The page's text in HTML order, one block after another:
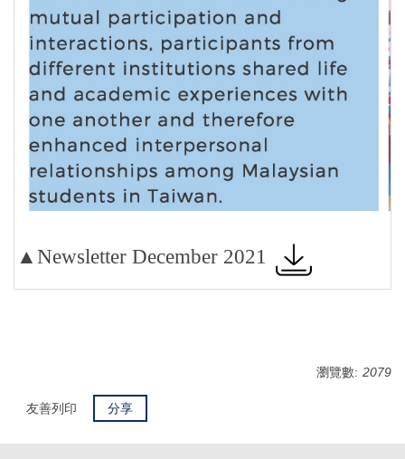
▲Newsletter December 2021
瀏覽數: 2079
友善列印 分享